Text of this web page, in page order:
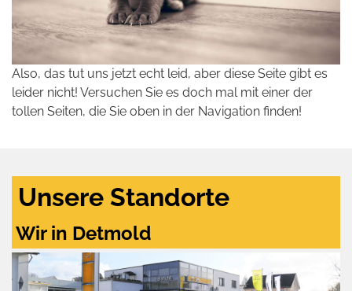
Also, das tut uns jetzt echt leid, aber diese Seite gibt es
leider nicht! Versuchen Sie es doch mal mit einer der
tollen Seiten, die Sie oben in der Navigation finden!
Unsere Standorte
Wir in Detmold